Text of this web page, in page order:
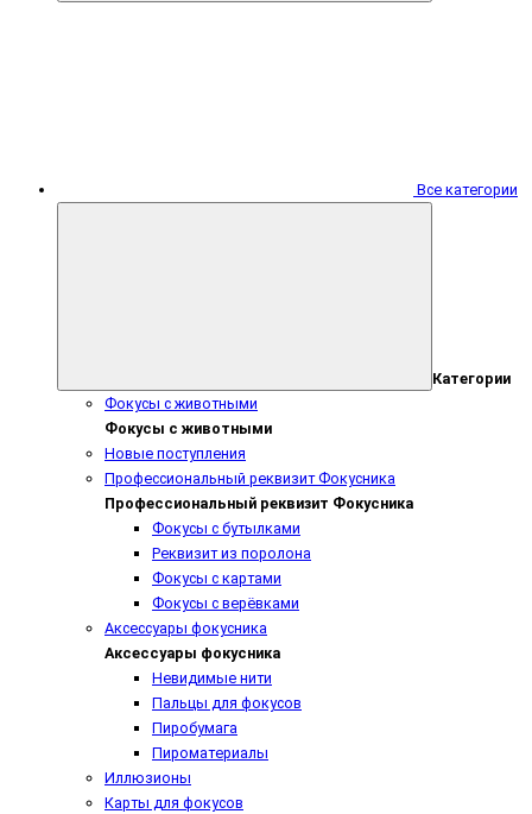
Все категории
Категории
Фокусы с животными
Фокусы с животными
Новые поступления
Профессиональный реквизит Фокусника
Профессиональный реквизит Фокусника
Фокусы с бутылками
Реквизит из поролона
Фокусы с картами
Фокусы с верёвками
Аксессуары фокусника
Аксессуары фокусника
Невидимые нити
Пальцы для фокусов
Пиробумага
Пироматериалы
Иллюзионы
Карты для фокусов